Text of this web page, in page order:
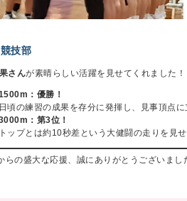
技部
さんが素晴らしい活躍を見せてくれました！
：優勝！
日頃の練習の成果を存分に発揮し、見事頂点に
：第3位！
トップとは約10秒差という大健闘の走りを見せ
らの盛大な応援、誠にありがとうございまし